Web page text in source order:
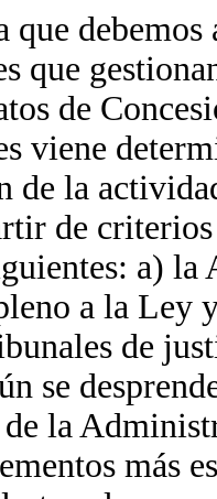
que
de
viene
de la
de
a)
a la Ley
de
se
de la
más